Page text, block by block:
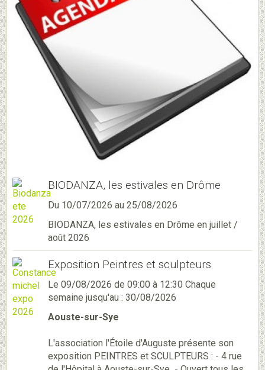
BIODANZA, les estivales en Drôme
Du 10/07/2026 au 25/08/2026
BIODANZA, les estivales en Drôme en juillet /
août 2026
Exposition Peintres et sculpteurs
Le 09/08/2026 de 09:00 à 12:30 Chaque
semaine jusqu'au : 30/08/2026
Aouste-sur-Sye
L'association l'Étoile d'Auguste présente son
exposition PEINTRES et SCULPTEURS : - 4 rue